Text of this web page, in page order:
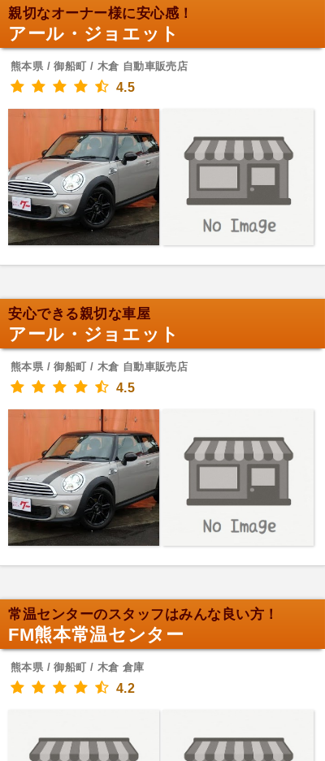
親切なオーナー様に安心感！
アール・ジョエット
熊本県 / 御船町 / 木倉 自動車販売店
4.5
安心できる親切な車屋
アール・ジョエット
熊本県 / 御船町 / 木倉 自動車販売店
4.5
常温センターのスタッフはみんな良い方！
FM熊本常温センター
熊本県 / 御船町 / 木倉 倉庫
4.2